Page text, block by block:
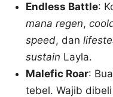
Endless Battle:
mana regen,
speed, dan
sustain Layla.
Malefic Roar:
tebel. Wajib